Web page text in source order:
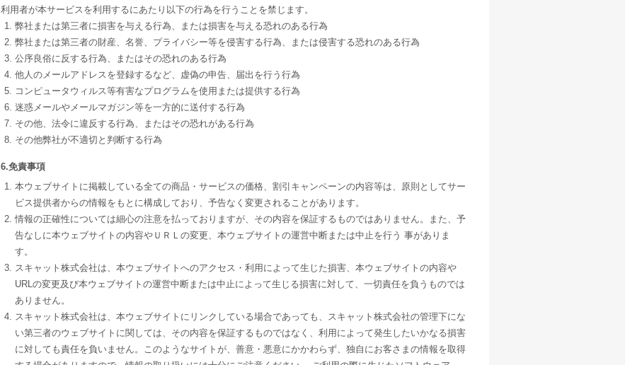
利用者が本サービスを利用するにあたり以下の行為を行うことを禁じます。
弊社または第三者に損害を与える行為、または損害を与える恐れのある行為
弊社または第三者の財産、名誉、プライバシー等を侵害する行為、または侵害する恐れのある行為
公序良俗に反する行為、またはその恐れのある行為
他人のメールアドレスを登録するなど、虚偽の申告、届出を行う行為
コンピュータウィルス等有害なプログラムを使用または提供する行為
迷惑メールやメールマガジン等を一方的に送付する行為
その他、法令に違反する行為、またはその恐れがある行為
その他弊社が不適切と判断する行為
6.免責事項
本ウェブサイトに掲載している全ての商品・サービスの価格、割引キャンペーンの内容等は、原則としてサー
ビス提供者からの情報をもとに構成しており、予告なく変更されることがあります。
情報の正確性については細心の注意を払っておりますが、その内容を保証するものではありません。また、予
告なしに本ウェブサイトの内容やＵＲＬの変更、本ウェブサイトの運営中断または中止を行う 事がありま
す。
スキャット株式会社は、本ウェブサイトへのアクセス・利用によって生じた損害、本ウェブサイトの内容や
URLの変更及び本ウェブサイトの運営中断または中止によって生じる損害に対して、一切責任を負うものでは
ありません。
スキャット株式会社は、本ウェブサイトにリンクしている場合であっても、スキャット株式会社の管理下にな
い第三者のウェブサイトに関しては、その内容を保証するものではなく、利用によって発生したいかなる損害
に対しても責任を負いません。このようなサイトが、善意・悪意にかかわらず、独自にお客さまの情報を取得